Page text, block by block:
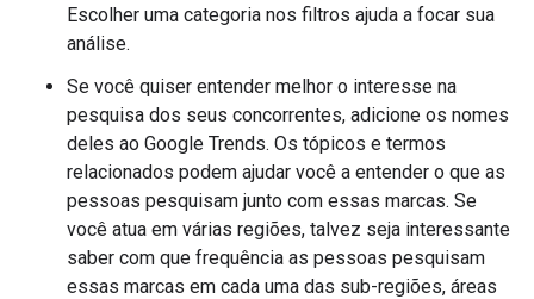
Escolher uma categoria nos filtros ajuda a focar sua
análise.
Se você quiser entender melhor o interesse na
pesquisa dos seus concorrentes, adicione os nomes
deles ao Google Trends. Os tópicos e termos
relacionados podem ajudar você a entender o que as
pessoas pesquisam junto com essas marcas. Se
você atua em várias regiões, talvez seja interessante
saber com que frequência as pessoas pesquisam
essas marcas em cada uma das sub-regiões, áreas